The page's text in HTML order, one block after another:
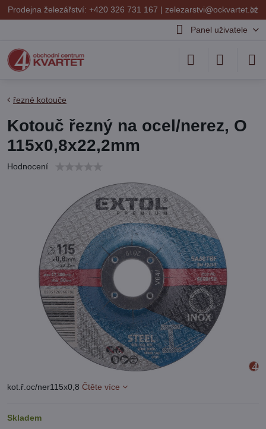
✕
Prodejna železářství: +420 326 731 167 | zelezarstvi@ockvartet.cz
Panel uživatele
řezné kotouče
Kotouč řezný na ocel/nerez, O
115x0,8x22,2mm
Hodnocení
kot.ř.oc/ner115x0,8 Čtěte více
Skladem